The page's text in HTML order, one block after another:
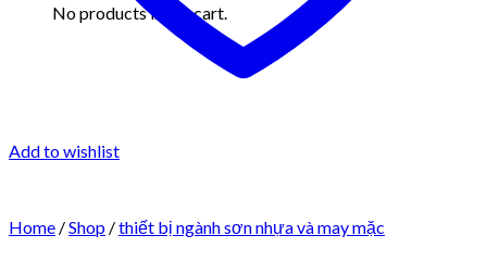
No products in the cart.
Add to wishlist
Home /Shop /thiết bị ngành sơn nhựa và may mặc